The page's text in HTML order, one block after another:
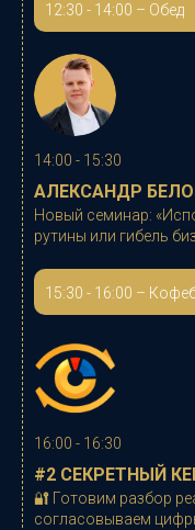
12:30 - 14:00 – Обед
14:00 - 15:30
АЛЕКСАНДР
Новый семинар: «
рутины или гибель
15:30 - 16:00 –
16:00 - 16:30
#2 СЕКРЕТНЫЙ
🔐 Готовим разбор
согласовываем